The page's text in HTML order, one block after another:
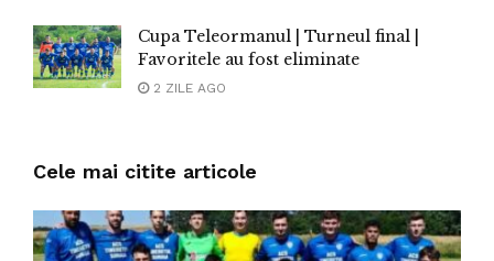
Cupa Teleormanul | Turneul final |
Favoritele au fost eliminate
2 ZILE AGO
Cele mai citite articole